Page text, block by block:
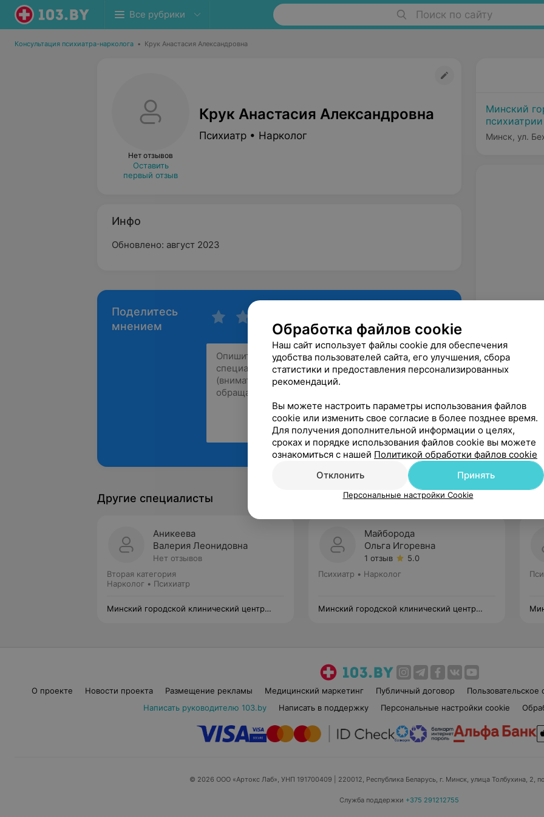
Все рубрики Поиск по сайту
Консультация психиатра-нарколога • Крук Анастасия Александровна
Нет отзывов
Оставить
первый отзыв
Крук Анастасия Александровна
Психиатр • Нарколог
Инфо
Обновлено: август 2023
Поделитесь
мнением
Рекомендую
Минский
Минск, ул.
Другие специалисты
Аникеева
Валерия Леонидовна
Нет отзывов
Вторая категория
Нарколог • Психиатр
Минский городской клинический центр
Майборода
Ольга Игоревна
1 отзыв
5.0
Психиатр • Нарколог
Минский городской клинический центр
О проекте Новости проекта Размещение рекламы Медицинский маркетинг Публичный договор Пользовательское
Написать руководителю 103.by
Написать в поддержку Персональные настройки cookie
© 2026 ООО «Артокс Лаб», УНП 191700409 | 220012, Республика Беларусь, г. Минск, улица Толбухина, 2,
Служба поддержки +375 291212755
Обработка файлов cookie
Наш сайт использует файлы cookie для обеспечения
удобства пользователей сайта, его улучшения, сбора
статистики и предоставления персонализированных
рекомендаций.
Вы можете настроить параметры использования файлов
cookie или изменить свое согласие в более позднее время.
Для получения дополнительной информации о целях,
сроках и порядке использования файлов cookie вы можете
ознакомиться с нашей Политикой обработки файлов cookie
Отклонить
Принять
Персональные настройки Cookie